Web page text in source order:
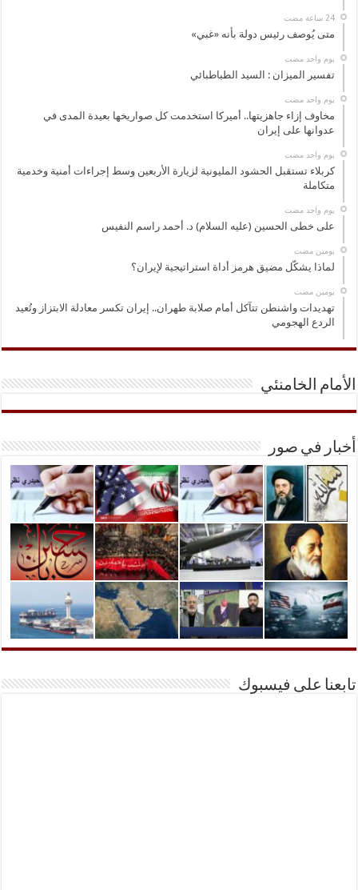
‏24 ساعة مضت
متى يُوصف رئيس دولة بأنه «غبي»
‏يوم واحد مضت
تفسير الميزان : السيد الطباطبائي
‏يوم واحد مضت
مخاوف إزاء جاهزيتها.. أميركا استخدمت كل صواريخها بعيدة المدى في
عدوانها على إيران
‏يوم واحد مضت
كربلاء تستقبل الحشود المليونية لزيارة الأربعين وسط إجراءات أمنية وخدمية
متكاملة
‏يوم واحد مضت
على خطى الحسين (عليه السلام) د. أحمد راسم النفيس
‏يومين مضت
لماذا يشكّل مضيق هرمز أداة استراتيجية لإيران؟
‏يومين مضت
تهديدات واشنطن تتآكل أمام صلابة طهران.. إيران تكسر معادلة الابتزاز وتُعيد
الردع الهجومي
الأمام الخامنئي
أخبار في صور
تابعنا على فيسبوك